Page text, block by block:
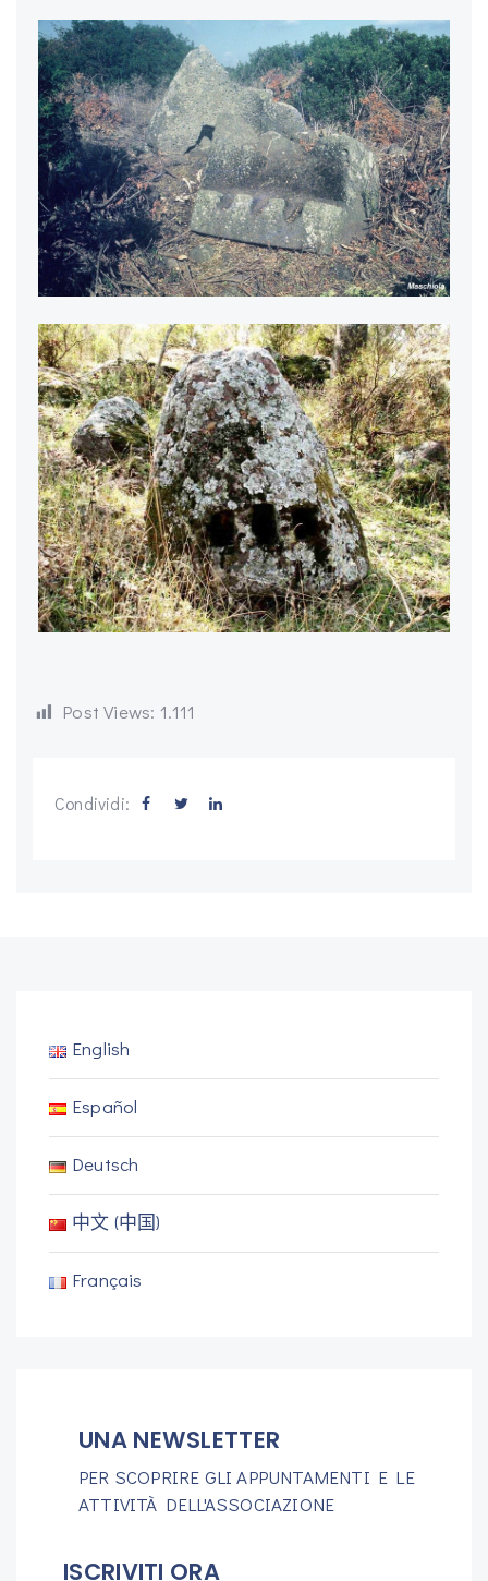
Post Views: 1.111
Condividi:
English
Español
Deutsch
中文 (中国)
Français
UNA NEWSLETTER
PER SCOPRIRE GLI APPUNTAMENTI E LE
ATTIVITÀ DELL'ASSOCIAZIONE
ISCRIVITI ORA